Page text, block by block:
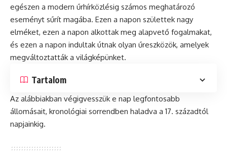
egészen a modern űrhírközlésig számos meghatározó
eseményt sűrít magába. Ezen a napon születtek nagy
elméket, ezen a napon alkottak meg alapvető fogalmakat,
és ezen a napon indultak útnak olyan űreszközök, amelyek
megváltoztatták a világképünket.
Tartalom
Az alábbiakban végigvesszük e nap legfontosabb
állomásait, kronológiai sorrendben haladva a 17. századtól
napjainkig.